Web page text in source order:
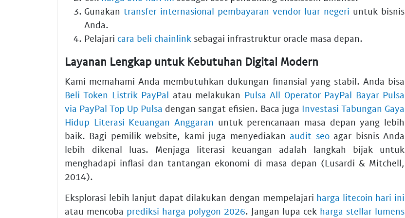
Gunakan transfer internasional pembayaran vendor luar negeri untuk bisnis
Anda.
Pelajari cara beli chainlink sebagai infrastruktur oracle masa depan.
Layanan Lengkap untuk Kebutuhan Digital Modern
Kami memahami Anda membutuhkan dukungan finansial yang stabil. Anda bisa
Beli Token Listrik PayPal atau melakukan Pulsa All Operator PayPal Bayar Pulsa
via PayPal Top Up Pulsa dengan sangat efisien. Baca juga Investasi Tabungan Gaya
Hidup Literasi Keuangan Anggaran untuk perencanaan masa depan yang lebih
baik. Bagi pemilik website, kami juga menyediakan audit seoagar bisnis Anda
lebih dikenal luas. Menjaga literasi keuangan adalah langkah bijak untuk
menghadapi inflasi dan tantangan ekonomi di masa depan (Lusardi & Mitchell,
2014).
Eksplorasi lebih lanjut dapat dilakukan dengan mempelajari harga litecoin hari ini
atau mencoba prediksi harga polygon 2026. Jangan lupa cek harga stellar lumens